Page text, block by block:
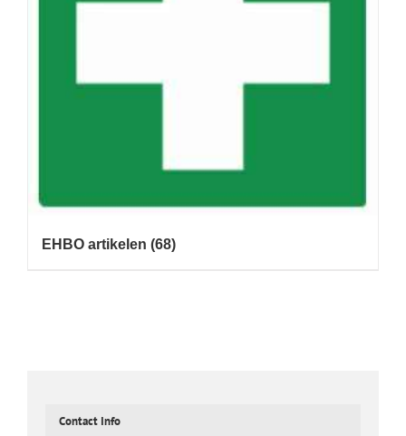
EHBO artikelen (68)
Contact Info